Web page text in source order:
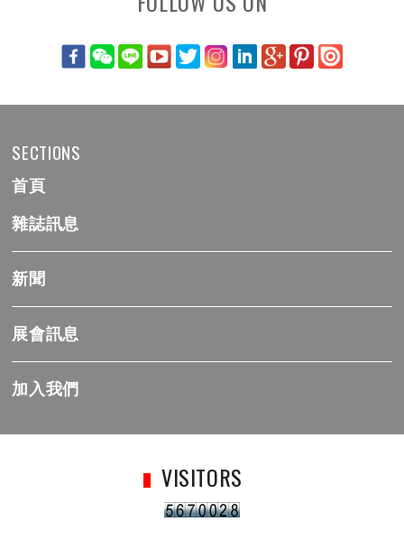
SECTIONS
首頁
雜誌訊息
新聞
展會訊息
加入我們
VISITORS